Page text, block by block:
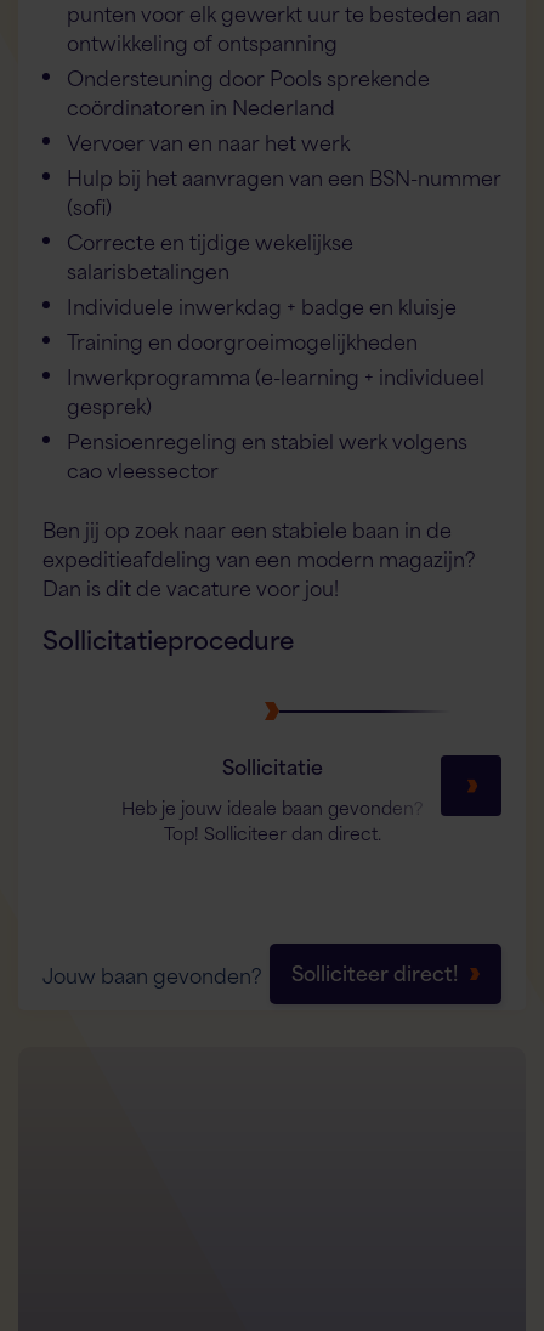
punten voor elk gewerkt uur te besteden aan
ontwikkeling of ontspanning
Ondersteuning door Pools sprekende
coördinatoren in Nederland
Vervoer van en naar het werk
Hulp bij het aanvragen van een BSN-nummer
(sofi)
Correcte en tijdige wekelijkse
salarisbetalingen
Individuele inwerkdag + badge en kluisje
Training en doorgroeimogelijkheden
Inwerkprogramma (e-learning + individueel
gesprek)
Pensioenregeling en stabiel werk volgens
cao vleessector
Ben jij op zoek naar een stabiele baan in de
expeditieafdeling van een modern magazijn?
Dan is dit de vacature voor jou!
Sollicitatieprocedure
Sollicitatie
Heb je jouw ideale baan gevonden?
Top! Solliciteer dan direct.
Jouw baan gevonden? Solliciteer direct!